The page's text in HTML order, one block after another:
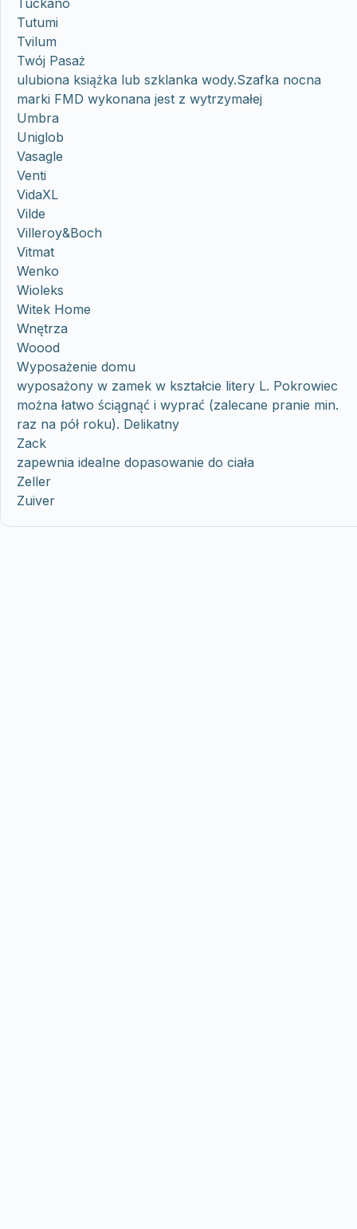
Tuckano
Tutumi
Tvilum
Twój Pasaż
ulubiona książka lub szklanka wody.Szafka nocna
marki FMD wykonana jest z wytrzymałej
Umbra
Uniglob
Vasagle
Venti
VidaXL
Vilde
Villeroy&Boch
Vitmat
Wenko
Wioleks
Witek Home
Wnętrza
Woood
Wyposażenie domu
wyposażony w zamek w kształcie litery L. Pokrowiec
można łatwo ściągnąć i wyprać (zalecane pranie min.
raz na pół roku). Delikatny
Zack
zapewnia idealne dopasowanie do ciała
Zeller
Zuiver